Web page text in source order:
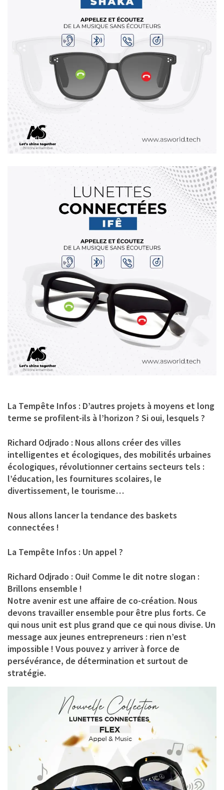
La Tempête Infos : D’autres projets à moyens et long
terme se profilent-ils à l’horizon ? Si oui, lesquels ?
Richard Odjrado : Nous allons créer des villes
intelligentes et écologiques, des mobilités urbaines
écologiques, révolutionner certains secteurs tels :
l’éducation, les fournitures scolaires, le
divertissement, le tourisme…
Nous allons lancer la tendance des baskets
connectées !
La Tempête Infos : Un appel ?
Richard Odjrado : Oui! Comme le dit notre slogan :
Brillons ensemble !
Notre avenir est une affaire de co-création. Nous
devons travailler ensemble pour être plus forts. Ce
qui nous unit est plus grand que ce qui nous divise. Un
message aux jeunes entrepreneurs : rien n’est
impossible ! Vous pouvez y arriver à force de
persévérance, de détermination et surtout de
stratégie.